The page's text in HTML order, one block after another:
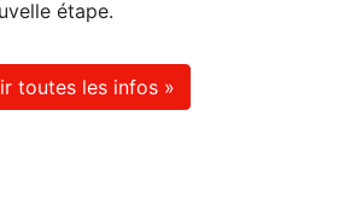
étape.
toutes les infos »